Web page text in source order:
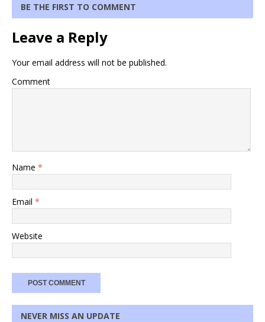
BE THE FIRST TO COMMENT
Leave a Reply
Your email address will not be published.
Comment
Name *
Email *
Website
NEVER MISS AN UPDATE